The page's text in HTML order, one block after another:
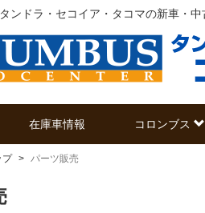
ンドラ・セコイア・タコマの新車・
在庫車情報 コロンブス
プ パーツ販売